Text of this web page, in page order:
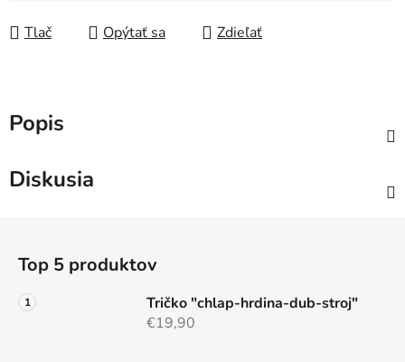
Tlač Opýtať sa Zdieľať
Popis
Diskusia
Top 5 produktov
Tričko "chlap-hrdina-dub-stroj"
€19,90